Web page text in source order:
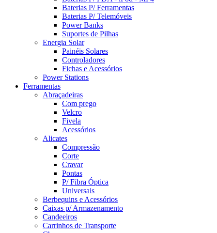
Baterias P/ Ferramentas
Baterias P/ Telemóveis
Power Banks
Suportes de Pilhas
Energia Solar
Painéis Solares
Controladores
Fichas e Acessórios
Power Stations
Ferramentas
Abraçadeiras
Com prego
Velcro
Fivela
Acessórios
Alicates
Compressão
Corte
Cravar
Pontas
P/ Fibra Óptica
Universais
Berbequins e Acessórios
Caixas p/ Armazenamento
Candeeiros
Carrinhos de Transporte